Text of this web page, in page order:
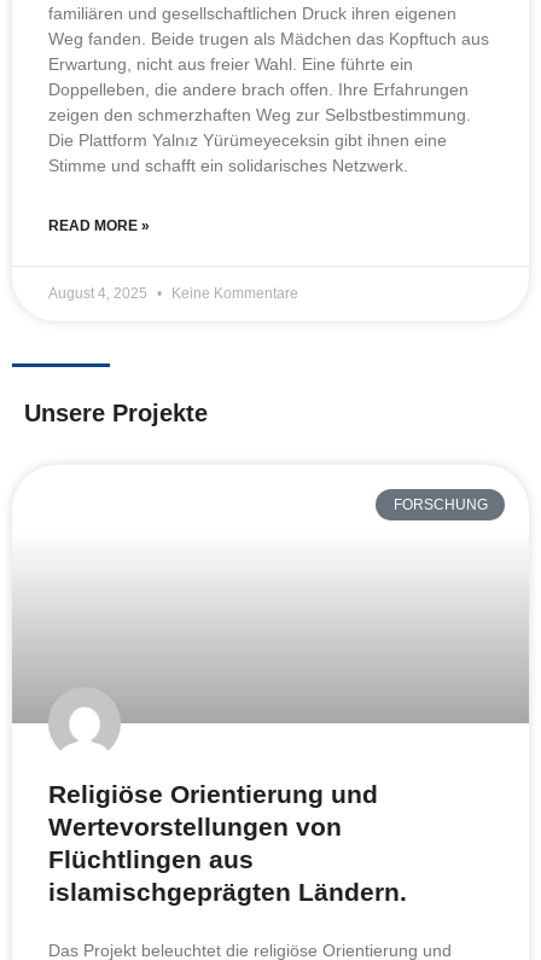
familiären und gesellschaftlichen Druck ihren eigenen
Weg fanden. Beide trugen als Mädchen das Kopftuch aus
Erwartung, nicht aus freier Wahl. Eine führte ein
Doppelleben, die andere brach offen. Ihre Erfahrungen
zeigen den schmerzhaften Weg zur Selbstbestimmung.
Die Plattform Yalnız Yürümeyeceksin gibt ihnen eine
Stimme und schafft ein solidarisches Netzwerk.
READ MORE »
August 4, 2025 Keine Kommentare
Unsere Projekte
FORSCHUNG
Religiöse Orientierung und
Wertevorstellungen von
Flüchtlingen aus
islamischgeprägten Ländern.
Das Projekt beleuchtet die religiöse Orientierung und